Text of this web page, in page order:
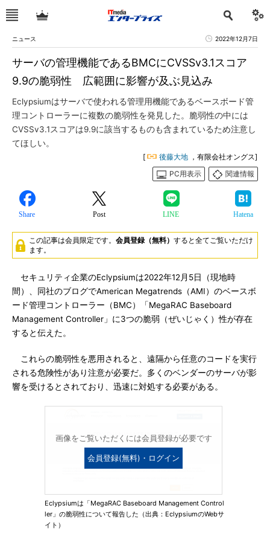
ニュース 2022年12月7日
サーバの管理機能であるBMCにCVSSv3.1スコア
9.9の脆弱性 広範囲に影響が及ぶ見込み
Eclypsiumはサーバで使われる管理用機能であるベースボード管
理コントローラーに複数の脆弱性を発見した。脆弱性の中には
CVSSv3.1スコアは9.9に該当するものも含まれているため注意し
てほしい。
[ 後藤大地 ，有限会社オングス]
PC用表示
関連情報
Share Post LINE Hatena
この記事は会員限定です。 会員登録（無料） すると全てご覧いただけ
ます。
セキュリティ企業のEclypsiumは2022年12月5日（現地時
間）、同社のブログでAmerican Megatrends（AMI）のベースボ
ード管理コントローラー（BMC）「MegaRAC Baseboard
Management Controller」に3つの脆弱（ぜいじゃく）性が存在
すると伝えた。
これらの脆弱性を悪用されると、遠隔から任意のコードを実行
される危険性があり注意が必要だ。多くのベンダーのサーバが影
響を受けるとされており、迅速に対処する必要がある。
画像をご覧いただくには会員登録が必要です
会員登録(無料)・ログイン
Eclypsiumは「MegaRAC Baseboard Management Control
ler」の脆弱性について報告した（出典：EclypsiumのWebサ
イト）